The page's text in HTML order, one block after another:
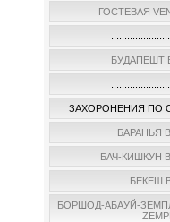
ГОСТЕВАЯ
БУДАПЕШТ
ЗАХОРОНЕНИЯ ПО
БАРАНЬЯ
БАЧ-КИШКУН
БЕКЕШ
БОРШОД-АБАУЙ-